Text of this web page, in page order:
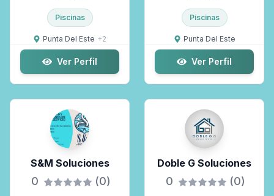
Piscinas
Punta Del Este +2
Ver Perfil
Piscinas
Punta Del Este
Ver Perfil
S&M Soluciones
0 (0)
Doble G Soluciones
0 (0)